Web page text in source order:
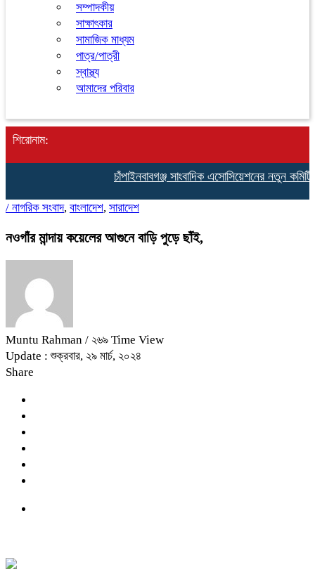
সম্পাদকীয়
সাক্ষাৎকার
সামাজিক মাধ্যম
পাত্র/পাত্রী
স্বাস্থ্য
আমাদের পরিবার
শিরোনাম:
চাঁপাইনবাবগঞ্জ সাংবাদিক এসোসিয়েশনের নতুন কমিটির
/ নাগরিক সংবাদ, বাংলাদেশ, সারাদেশ
নওগাঁর মান্দায় কয়েলের আগুনে বাড়ি পুড়ে ছাঁই,
Muntu Rahman / ২৬৯ Time View
Update : শুক্রবার, ২৯ মার্চ, ২০২৪
Share